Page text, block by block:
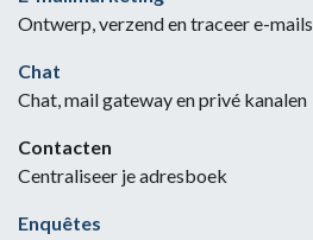
Ontwerp, verzend en traceer e-mails
Chat
Chat, mail gateway en privé kanalen
Contacten
Centraliseer je adresboek
Enquêtes